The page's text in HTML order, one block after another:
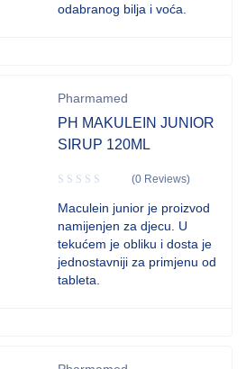
odabranog bilja i voća.
Pharmamed
PH MAKULEIN JUNIOR
SIRUP 120ML
(0 Reviews)
Maculein junior je proizvod
namijenjen za djecu. U
tekućem je obliku i dosta je
jednostavniji za primjenu od
tableta.